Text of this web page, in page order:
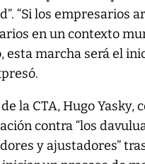
“Si los empresarios
en un contexto
esta marcha será el
la CTA, Hugo Yasky,
contra “los
y ajustadores”